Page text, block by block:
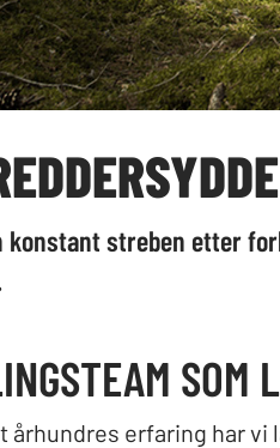
konstant streben etter
SOM
århundres erfaring har